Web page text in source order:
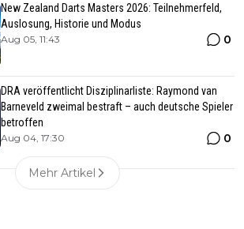
New Zealand Darts Masters 2026: Teilnehmerfeld,
Auslosung, Historie und Modus
Aug 05, 11:43 0
DRA veröffentlicht Disziplinarliste: Raymond van
Barneveld zweimal bestraft – auch deutsche Spieler
betroffen
Aug 04, 17:30 0
Mehr Artikel